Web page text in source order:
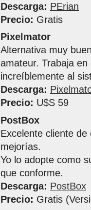
Descarga: PErian
Precio: Gratis
Pixelmator
Alternativa muy
amateur. Trabaja
increíblemente al
Descarga:
Precio: U$S 59
PostBox
Excelente cliente
mejorías.
Yo lo adopte como
que conforme.
Descarga: PostBox
Precio: Gratis